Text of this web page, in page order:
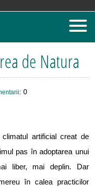
de Natura
: 0
artificial creat de
pas în adoptarea unui
liber, mai deplin. Dar
în calea practicilor